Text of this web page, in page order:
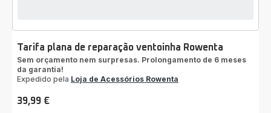
Tarifa plana de reparação ventoinha Rowenta
Sem orçamento nem surpresas. Prolongamento de 6 meses
da garantia!
Expedido pela Loja de Acessórios Rowenta
Preço
39,99 €